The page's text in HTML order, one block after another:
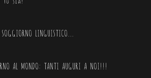
LINGUISTICO...
AL MONDO: TANTI AUGURI A NOI!!!